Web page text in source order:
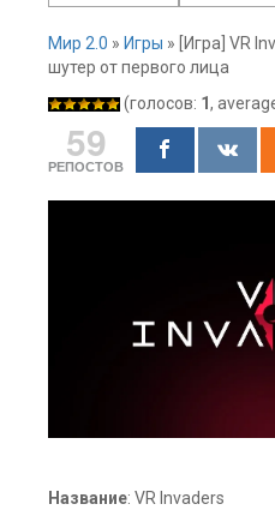
Мир 2.0 » Игры »
[Игра] VR
шутер от первого лица
(голосов: 1,
59
РЕПОСТОВ
Название: VR Invaders